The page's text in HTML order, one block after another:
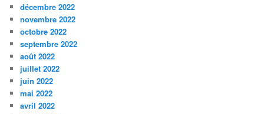
décembre 2022
novembre 2022
octobre 2022
septembre 2022
août 2022
juillet 2022
juin 2022
mai 2022
avril 2022